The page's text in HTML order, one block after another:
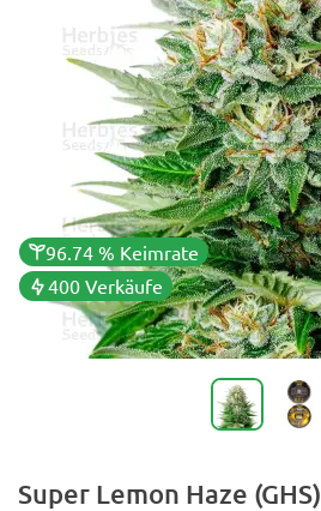
96.74 % Keimrate
400 Verkäufe
Super Lemon Haze (GHS)